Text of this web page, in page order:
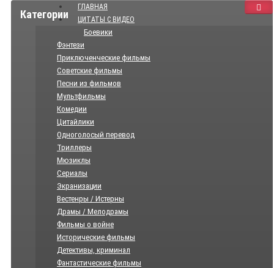
Категории
ГЛАВНАЯ
ЦИТАТЫ С ВИДЕО
Боевики
Фэнтези
Приключенческие фильмы
Советские фильмы
Песни из фильмов
Мультфильмы
Комедии
Цитайлики
Одноголосый перевод
Триллеры
Мюзиклы
Сериалы
Экранизации
Вестенры / Истерны
Драмы / Мелодрамы
Фильмы о войне
Исторические фильмы
Детективы, криминал
Фантастические фильмы